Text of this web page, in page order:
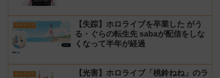
ホロライブ
【失踪】ホロライブを卒業した がう
る・ぐらの転生先 sabaが配信をしな
くなって半年が経過
ホロライブ
【光害】ホロライブ「桃鈴ねね」のラ